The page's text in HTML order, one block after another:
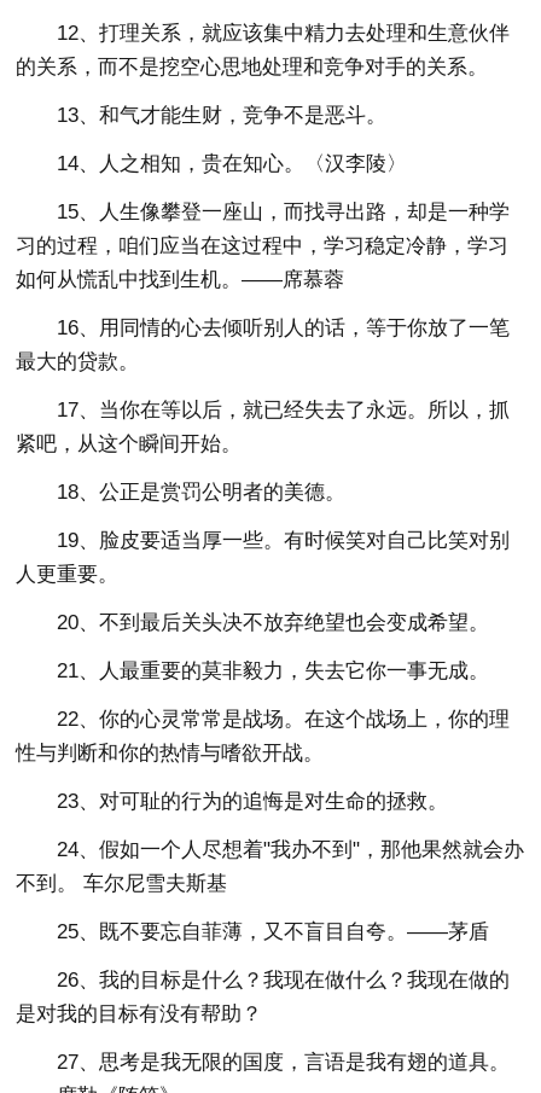
12、打理关系，就应该集中精力去处理和生意伙伴
的关系，而不是挖空心思地处理和竞争对手的关系。
13、和气才能生财，竞争不是恶斗。
14、人之相知，贵在知心。〈汉李陵〉
15、人生像攀登一座山，而找寻出路，却是一种学
习的过程，咱们应当在这过程中，学习稳定冷静，学习
如何从慌乱中找到生机。——席慕蓉
16、用同情的心去倾听别人的话，等于你放了一笔
最大的贷款。
17、当你在等以后，就已经失去了永远。所以，抓
紧吧，从这个瞬间开始。
18、公正是赏罚公明者的美德。
19、脸皮要适当厚一些。有时候笑对自己比笑对别
人更重要。
20、不到最后关头决不放弃绝望也会变成希望。
21、人最重要的莫非毅力，失去它你一事无成。
22、你的心灵常常是战场。在这个战场上，你的理
性与判断和你的热情与嗜欲开战。
23、对可耻的行为的追悔是对生命的拯救。
24、假如一个人尽想着"我办不到"，那他果然就会办
不到。 车尔尼雪夫斯基
25、既不要忘自菲薄，又不盲目自夸。——茅盾
26、我的目标是什么？我现在做什么？我现在做的
是对我的目标有没有帮助？
27、思考是我无限的国度，言语是我有翅的道具。